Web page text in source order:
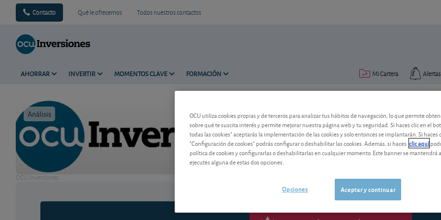
Contacto Qué le ofrecemos Todos nuestros contactos
AHORRAR INVERTIR MOMENTOS CLAVE FORMACIÓN Alertas
Mi Cartera
Análisis Tiempo de lectura: 1 min.
OCU Inversiones
BP adquiere el grupo
AMPLY Power es un proveedor de
OCU utiliza cookies propias y de terceros para analizar tus hábitos de navegación, lo que permite
sobre qué te suscita interés y permite mejorar nuestra página web y tu seguridad. Si haces clic en el
todas las cookies" aceptarás la implementación de las cookies y solo entonces se implantarán. Si haces
"Configuración de cookies" podrás configurar o deshabilitar las cookies. Además, si haces clic aquí
política de cookies y configurarlas o deshabilitarlas en cualquier momento. Este banner se mantendrá
ejecutes alguna de estas dos opciones.
Aceptar y continuar
Opciones